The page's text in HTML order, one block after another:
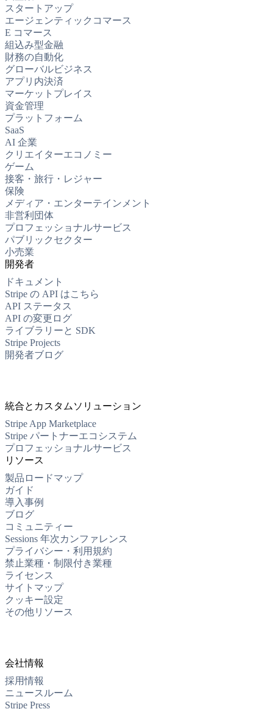
スタートアップ
エージェンティックコマース
E コマース
組込み型金融
財務の自動化
グローバルビジネス
アプリ内決済
マーケットプレイス
資金管理
プラットフォーム
SaaS
AI 企業
クリエイターエコノミー
ゲーム
接客・旅行・レジャー
保険
メディア・エンターテインメント
非営利団体
プロフェッショナルサービス
パブリックセクター
小売業
開発者
ドキュメント
Stripe の API はこちら
API ステータス
API の変更ログ
ライブラリーと SDK
Stripe Projects
開発者ブログ
統合とカスタムソリューション
Stripe App Marketplace
Stripe パートナーエコシステム
プロフェッショナルサービス
リソース
製品ロードマップ
ガイド
導入事例
ブログ
コミュニティー
Sessions 年次カンファレンス
プライバシー・利用規約
禁止業種・制限付き業種
ライセンス
サイトマップ
クッキー設定
その他リソース
会社情報
採用情報
ニュースルーム
Stripe Press